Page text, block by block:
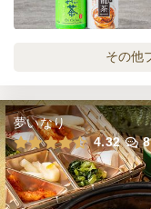
その他
夢いなり
4.32